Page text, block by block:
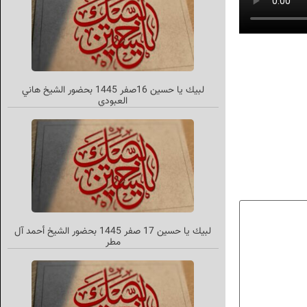
لبيك يا حسين 16صفر 1445 بحضور الشيخ هاني
العبودي
لبیك یا حسین 17 صفر 1445 بحضور الشیخ أحمد آل
مطر